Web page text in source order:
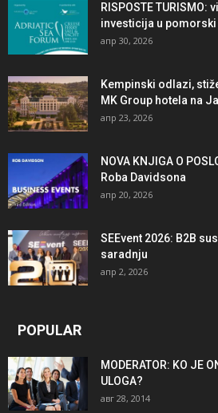
RISPOSTE
investicija u
апр 30, 2026
Kempinski odlazi,
MK Group hotela na
апр 23, 2026
NOVA KNJIGA O
Roba Davidsona
апр 20, 2026
SEEvent 2026: B2B
saradnju
апр 2, 2026
POPULAR
MODERATOR: KO JE
ULOGA?
авг 28, 2014